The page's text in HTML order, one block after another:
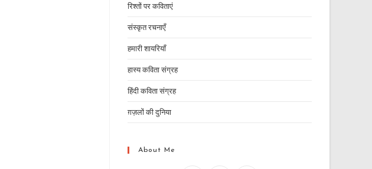
रिश्तों पर कविताएं
संस्कृत रचनाएँ
हमारी शायरियाँ
हास्य कविता संग्रह
हिंदी कविता संग्रह
ग़ज़लों की दुनिया
About Me